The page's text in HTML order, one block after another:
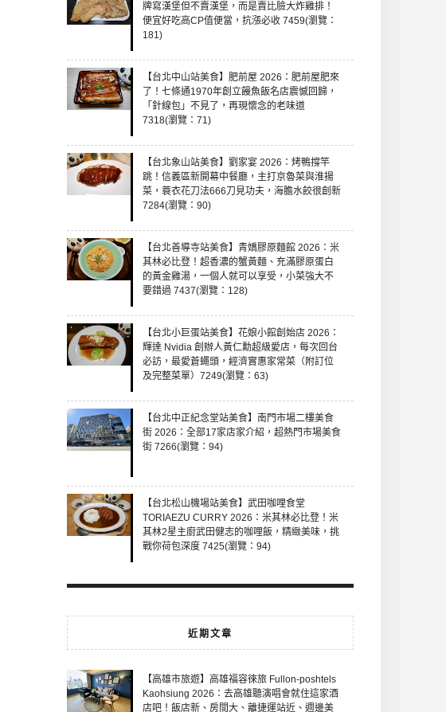
牌寫漢堡但不賣漢堡，而是賣比臉大炸雞排！
便宜好吃高CP值便當，抗漲必收 7459(瀏覽：
181)
【台北中山站美食】肥前屋 2026：肥前屋肥來
了！七條通1970年創立饅魚飯名店震憾回歸，
「針線包」不見了，再現懷念的老味道
7318(瀏覽：71)
【台北象山站美食】劉家宴 2026：烤鴨撐竿
跳！信義區新開幕中餐廳，主打京魯菜與淮揚
菜，蓑衣花刀法666刀見功夫，海膽水餃很創新
7284(瀏覽：90)
【台北善導寺站美食】青嬌膠原麵館 2026：米
其林必比登！超香濃的蟹黃麵、充滿膠原蛋白
的黃金雞湯，一個人就可以享受，小菜強大不
要錯過 7437(瀏覽：128)
【台北小巨蛋站美食】花娘小館創始店 2026：
輝達 Nvidia 創辦人黃仁勳超級愛店，每次回台
必訪，最愛蒼蠅頭，經濟實惠家常菜（附訂位
及完整菜單）7249(瀏覽：63)
【台北中正紀念堂站美食】南門市場二樓美食
街 2026：全部17家店家介紹，超熱門市場美食
街 7266(瀏覽：94)
【台北松山機場站美食】武田咖哩食堂
TORIAEZU CURRY 2026：米其林必比登！米
其林2星主廚武田健志的咖哩飯，精緻美味，挑
戰你荷包深度 7425(瀏覽：94)
近期文章
【高雄市旅遊】高雄福容徠旅 Fullon-poshtels
Kaohsiung 2026：去高雄聽演唱會就住這家酒
店吧！飯店新、房間大、離捷運站近、週邊美